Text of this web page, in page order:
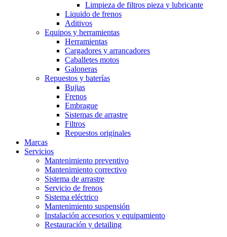
Limpieza de filtros pieza y lubricante
Liquido de frenos
Aditivos
Equipos y herramientas
Herramientas
Cargadores y arrancadores
Caballetes motos
Galoneras
Repuestos y baterías
Bujias
Frenos
Embrague
Sistemas de arrastre
Filtros
Repuestos originales
Marcas
Servicios
Mantenimiento preventivo
Mantenimiento correctivo
Sistema de arrastre
Servicio de frenos
Sistema eléctrico
Mantenimiento suspensión
Instalación accesorios y equipamiento
Restauración y detailing